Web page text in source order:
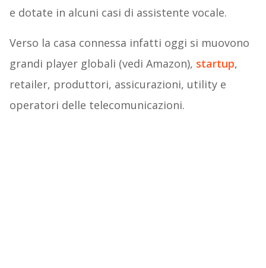
e dotate in alcuni casi di assistente vocale.
Verso la casa connessa infatti oggi si muovono
grandi player globali (vedi Amazon), startup,
retailer, produttori, assicurazioni, utility e
operatori delle telecomunicazioni.